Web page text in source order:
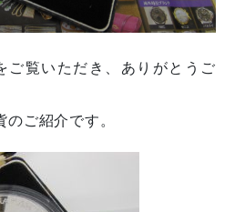
ご覧いただき、ありがとうご
ご紹介です。